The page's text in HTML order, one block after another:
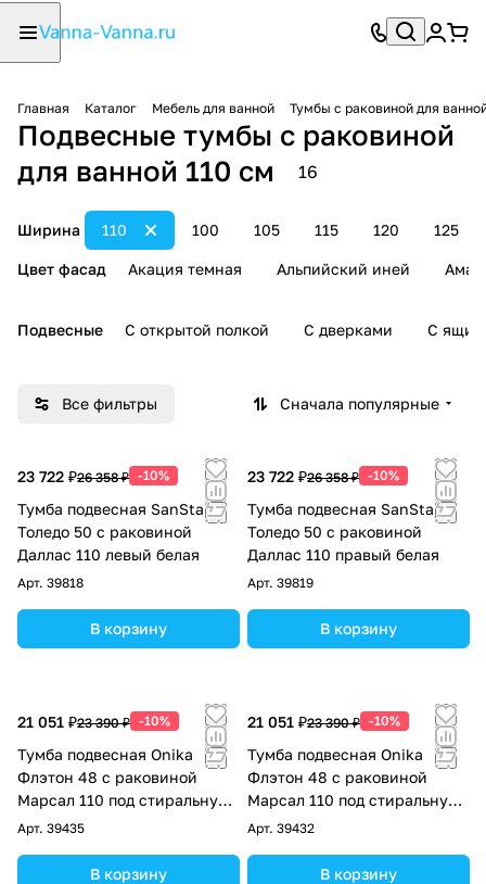
Главная Каталог Мебель для ванной Тумбы с раковиной для
Подвесные тумбы с раковиной
для ванной 110 см
16
Ширина 100 105
110 115 120 125
Цвет фасад Акация темная Альпийский иней
Подвесные С открытой полкой С дверками С
Все фильтры Сначала популярные
23 722 ₽26 358 ₽ -10%
Тумба подвесная SanStar
Толедо 50 с раковиной
Даллас 110 левый белая
Арт. 39818
В корзину
23 722 ₽26 358 ₽ -10%
Тумба подвесная SanStar
Толедо 50 с раковиной
Даллас 110 правый белая
Арт. 39819
В корзину
21 051 ₽23 390 ₽ -10%
Тумба подвесная Onika
Флэтон 48 с раковиной
Марсал 110 под стиральную
машину, R, белая
Арт. 39435
В корзину
21 051 ₽23 390 ₽ -10%
Тумба подвесная Onika
Флэтон 48 с раковиной
Марсал 110 под стиральную
машину, L, белая
Арт. 39432
В корзину